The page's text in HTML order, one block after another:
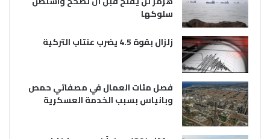
سلوكها
زلزال بقوة 4.5 يضرب عنتاب التركية
فصل مئات العمال في مصفاتي حمص
وبانياس بسبب الخدمة العسكرية